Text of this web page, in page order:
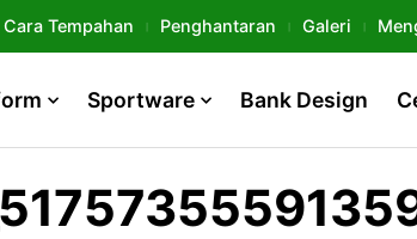
Cara Tempahan Penghantaran Galeri
Sportware Bank Design